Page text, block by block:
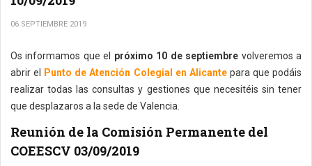
06 SEPTIEMBRE 2019
Os informamos que el próximo 10 de septiembre volveremos a
abrir el
Punto de Atención Colegial en Alicantepara que podáis
realizar todas las consultas y gestiones que necesitéis sin tener
que desplazaros a la sede de Valencia.
Reunión de la Comisión Permanente del
COEESCV 03/09/2019